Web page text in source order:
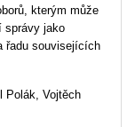
kterým může
správy jako
řadu souvisejících
Polák, Vojtěch